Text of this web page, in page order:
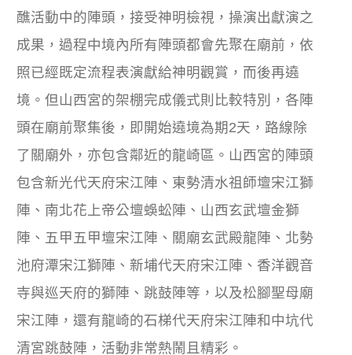
醮活動中的陣頭，接受神明檢視，操演出獻演之
成果，過程中境內所有陣頭都會先聚在廟前，依
照已經既定流程表演獻給神明觀賞，而後再遶
境。但山西宮的架棚完成儀式則比較特別，各陣
頭在廟前聚集後，即開始遶境為期2天，路線除
了關廟外，亦包含鄰近的龍崎區。山西宮的陣頭
包含新光代天府宋江陣、東勢清水祖師壇宋江獅
陣、南北花上帝公壇蜈蚣陣、山西玄武壇金獅
陣、五甲五甲壇宋江陣、關廟玄武殿龍陣、北勢
池府潭宋江獅陣、新埔代天府宋江陣、香洋觀音
寺與巡天府的獅陣、跳鼓陣等，以及松腳聖母廟
宋江陣，還有龍崎的石梯代天府宋江陣和中坑代
清宮跳鼓陣，活動非常熱鬧且精彩。